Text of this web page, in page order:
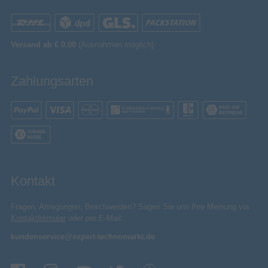
WLAN-Band Dual-Band (2,4 GHz/5 GHz)
Ethernet/LAN
Bluetooth-Version
Internet-TV
Smart-TV
Dolby Vision IQ
Versand ab € 0,00 (Ausnahmen möglich)
Zahlungsarten
Kontakt
Fragen, Anregungen, Beschwerden? Sagen Sie uns Ihre Meinung via
Kontaktformular oder per E-Mail:
kundenservice@expert-technomarkt.de